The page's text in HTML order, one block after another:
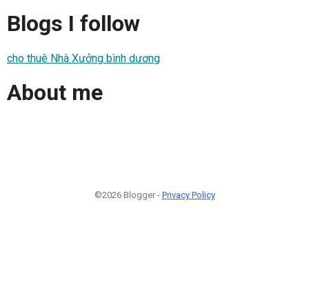
Blogs I follow
cho thuê Nhà Xưởng bình dương
About me
©2026 Blogger - Privacy Policy